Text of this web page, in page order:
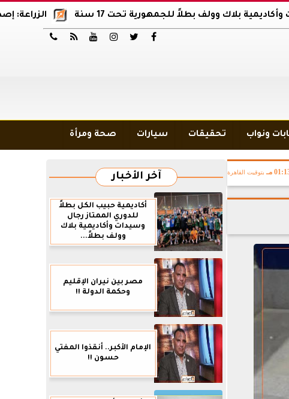
الزراعة: إصدار 12 ألف موافقة وتصريح بالمبيدات خلال 6 شهور وولف بطلاً للجمهورية تحت 17 سنة






ونواب تحقيقات سيارات صحة ومرأة
مـ بتوقيت القاهرة آخر الأخبار
أكاديمية حبيب الكل بطلاً
للدوري الممتاز رجال
وسيدات وأكاديمية بلاك
وولف بطلاً...
مصر بين نيران الإقليم
وحكمة الدولة !!
الإمام الأكبر.. أنقذوا المفتي
حسون !!